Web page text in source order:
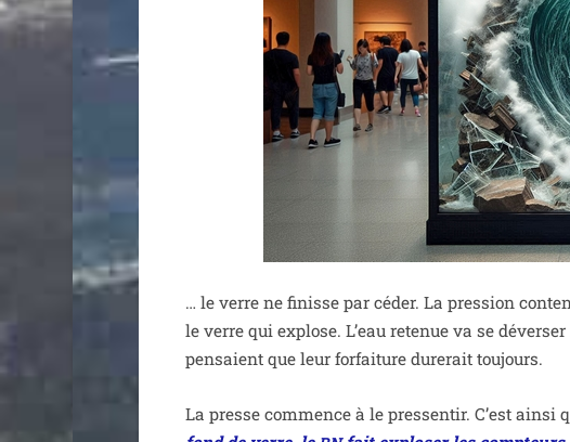
… le verre ne finisse par céder. La pres­sion
le verre qui explose. L’eau rete­nue va se
pen­saient que leur for­fai­ture dure­rait toujours.
La presse com­mence à le pres­sen­tir. C’est ain­si